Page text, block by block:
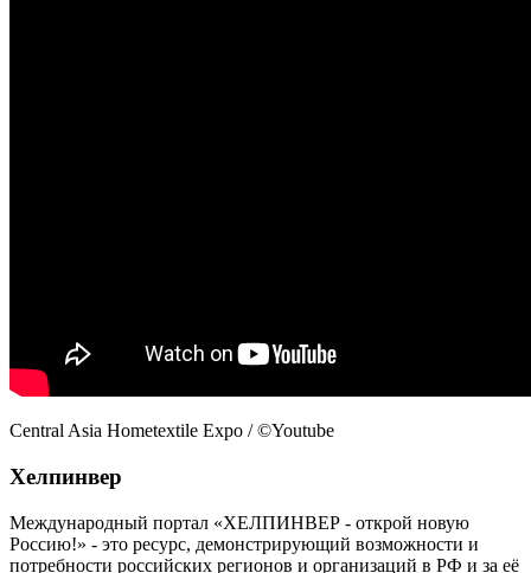
Central Asia Hometextile Expo / ©Youtube
Хелпинвер
Международный портал «ХЕЛПИНВЕР - открой новую
Россию!» - это ресурс, демонстрирующий возможности и
потребности российских регионов и организаций в РФ и за её